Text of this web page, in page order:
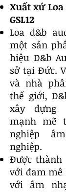
Xuất xứ
GSL12
Loa d&b
một sản
hiệu D&b
sở tại Đức.
và nhà
thế giới,
xây dựng
mạnh mẽ
nghiệp
nghiệp.
Được thành
với đam mê
với âm